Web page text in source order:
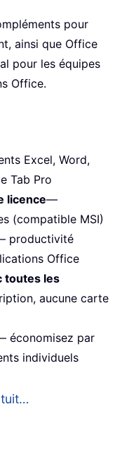
pour
ainsi que Office
pour les équipes
Office.
Excel, Word,
Tab Pro
licence—
(compatible MSI)
productivité
Office
toutes les
aucune carte
économisez par
individuels